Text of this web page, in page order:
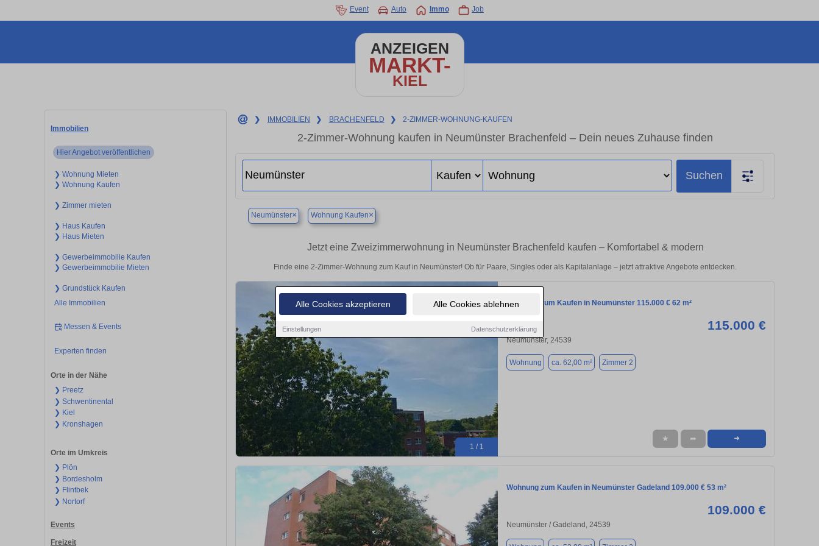
Alle Cookies akzeptieren Alle Cookies ablehnen
Einstellungen Datenschutzerklärung
Event Auto Immo Job
ANZEIGEN
MARKT-
KIEL
Immobilien
Hier Angebot veröffentlichen
❯ Wohnung Mieten
❯ Wohnung Kaufen
❯ Zimmer mieten
❯ Haus Kaufen
❯ Haus Mieten
❯ Gewerbeimmobilie Kaufen
❯ Gewerbeimmobilie Mieten
❯ Grundstück Kaufen
Alle Immobilien
Messen & Events
Experten finden
Orte in der Nähe
❯ Preetz
❯ Schwentinental
❯ Kiel
❯ Kronshagen
Orte im Umkreis
❯ Plön
❯ Bordesholm
❯ Flintbek
❯ Nortorf
Events
Freizeit
❯ IMMOBILIEN ❯ BRACHENFELD ❯ 2-ZIMMER-WOHNUNG-KAUFEN
2-Zimmer-Wohnung kaufen in Neumünster Brachenfeld – Dein neues Zuhause finden
Suchen
Neumünster× Wohnung Kaufen×
Jetzt eine Zweizimmerwohnung in Neumünster Brachenfeld kaufen – Komfortabel & modern
Finde eine 2-Zimmer-Wohnung zum Kauf in Neumünster! Ob für Paare, Singles oder als Kapitalanlage – jetzt attraktive Angebote entdecken.
1 / 1
Wohnung zum Kaufen in Neumünster 115.000 € 62 m²
115.000 €
Neumünster, 24539
Wohnung ca. 62,00 m² Zimmer 2
★ ➦ ➜
Wohnung zum Kaufen in Neumünster Gadeland 109.000 € 53 m²
109.000 €
Neumünster / Gadeland, 24539